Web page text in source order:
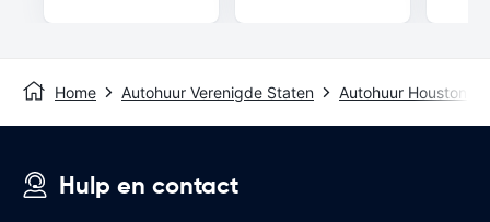
Home Autohuur Verenigde Staten Autohuur Houston
Hulp en contact